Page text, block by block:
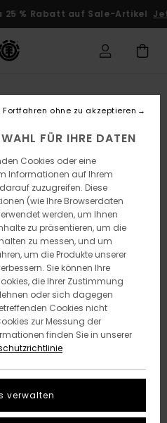
% Rabatt auf Sale-Artikel
FÜR IHRE DATEN
Cookies oder eine
Informationen auf Ihrem
zuzugreifen. Diese
(wie Ihre Browserdaten
werden, um Ihnen
zu präsentieren, um die
zu messen, und um
um die Produkte unserer
Sie können Ihre
die Ihrer Zustimmung
oder sich dagegen
Cookies nicht
zur Messung der
finden Sie in unserer
verwalten
Fortfahren ohne zu akzeptieren